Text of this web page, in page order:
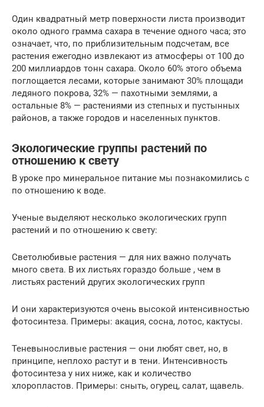
Один квадратный метр поверхности листа производит
около одного грамма сахара в течение одного часа; это
означает, что, по приблизительным подсчетам, все
растения ежегодно извлекают из атмосферы от 100 до
200 миллиардов тонн сахара. Около 60% этого объема
поглощается лесами, которые занимают 30% площади
ледяного покрова, 32% — пахотными землями, а
остальные 8% — растениями из степных и пустынных
районов, а также городов и населенных пунктов.
Экологические группы растений по
отношению к свету
В уроке про минеральное питание мы познакомились с
по отношению к воде.
Ученые выделяют несколько экологических групп
растений и по отношению к свету:
Светолюбивые растения — для них важно получать
много света. В их листьях гораздо больше , чем в
листьях растений других экологических групп
И они характеризуются очень высокой интенсивностью
фотосинтеза. Примеры: акация, сосна, лотос, кактусы.
Теневыносливые растения — они любят свет, но, в
принципе, неплохо растут и в тени. Интенсивность
фотосинтеза у них ниже, как и количество
хлоропластов. Примеры: сныть, огурец, салат, щавель.